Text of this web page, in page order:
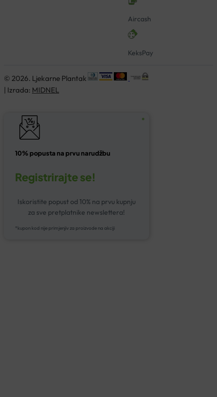
Aircash
KeksPay
© 2026. Ljekarne Plantak
| Izrada: MIDNEL
10% popusta na prvu narudžbu
Registrirajte se!
Iskoristite popust od 10% na prvu kupnju
za sve pretplatnike newslettera!
*kupon kod nije primjenjiv za proizvode na akciji